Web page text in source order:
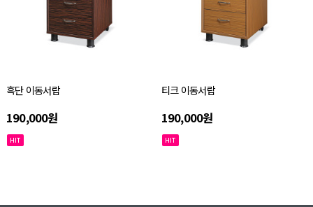
흑단 이동서랍
190,000원
티크 이동서랍
190,000원